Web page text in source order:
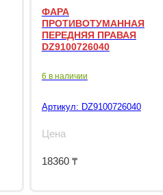
ФАРА
ПРОТИВОТУМАННАЯ
ПЕРЕДНЯЯ ПРАВАЯ
DZ9100726040
6 в наличии
Артикул: DZ9100726040
Цена
18360 ₸